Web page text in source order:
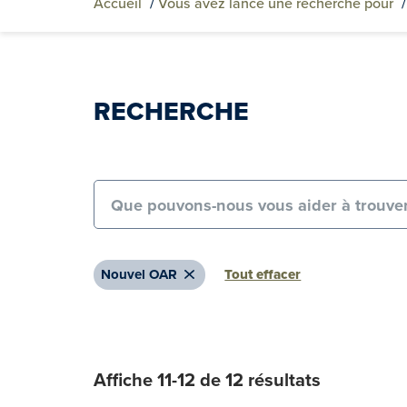
RECHERCHE
Search for:
Remove
Nouvel OAR Tout effacer
Affiche 11-12 de 12 résultats